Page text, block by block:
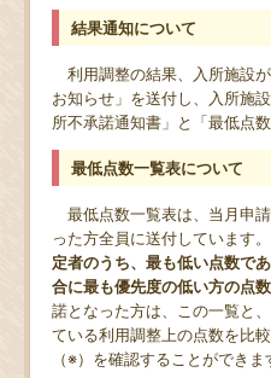
結果通知について
利用調整の結果、入所施設
お知らせ」を送付し、入所施
所不承諾通知書」と「最低点
最低点数一覧表について
最低点数一覧表は、当月申
った方全員に送付しています。
定者のうち、最も低い点数で
合に最も優先度の低い方の点
諾となった方は、この一覧と
ている利用調整上の点数を比
（※）を確認することができま